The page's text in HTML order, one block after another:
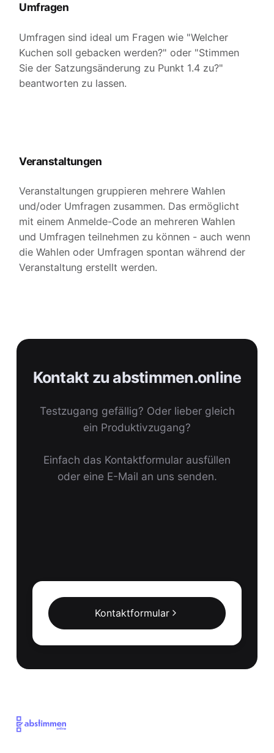
Umfragen
Umfragen sind ideal um Fragen wie "Welcher
Kuchen soll gebacken werden?" oder "Stimmen
Sie der Satzungsänderung zu Punkt 1.4 zu?"
beantworten zu lassen.
Veranstaltungen
Veranstaltungen gruppieren mehrere Wahlen
und/oder Umfragen zusammen. Das ermöglicht
mit einem Anmelde-Code an mehreren Wahlen
und Umfragen teilnehmen zu können - auch wenn
die Wahlen oder Umfragen spontan während der
Veranstaltung erstellt werden.
Kontakt zu abstimmen.online
Testzugang gefällig? Oder lieber gleich
ein Produktivzugang?
Einfach das Kontaktformular ausfüllen
oder eine E-Mail an uns senden.
Kontaktformular